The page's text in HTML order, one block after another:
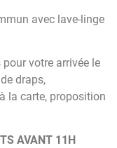
avec lave-linge
votre arrivée le
draps,
la carte, proposition
AVANT 11H